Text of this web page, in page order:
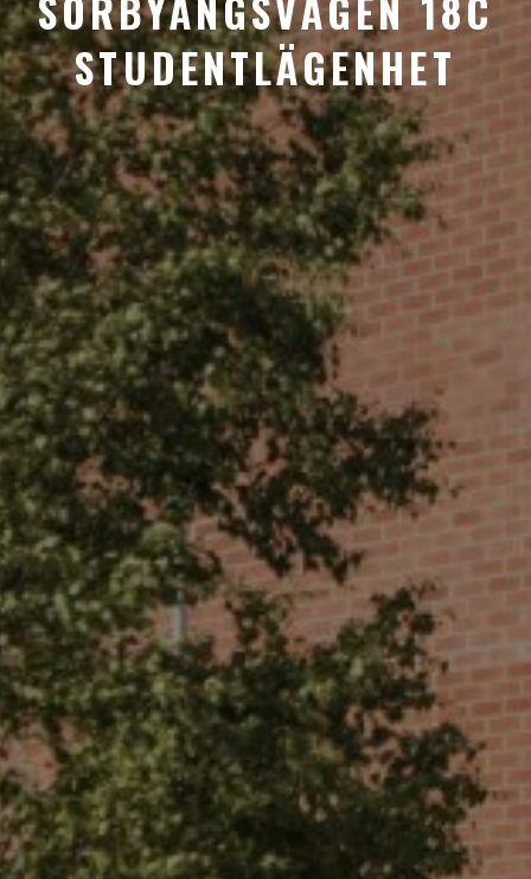
STUDENTLÄGENHET